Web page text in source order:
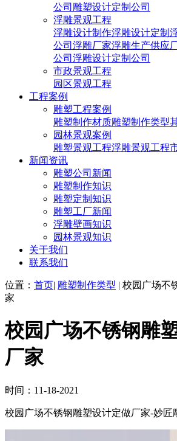
公司 雕塑设计定制公司
浮雕景观工程
浮雕设计制作浮雕设计定制
公司 浮雕厂家浮雕生产供应
公司 浮雕设计定制公司
市政景观工程
园区景观工程
工程案例
雕塑工程案例
雕塑制作材质雕塑制作类型
园林景观案例
雕塑景观工程浮雕景观工程
新闻资讯
雕塑公司新闻
雕塑制作知识
雕塑定制知识
雕塑工厂新闻
浮雕壁画知识
园林景观知识
关于我们
联系我们
位置： 首页| 雕塑制作类型 | 校园广场不
家
校园广场不锈钢雕
厂家
时间：11-18-2021
校园广场不锈钢雕塑设计定做厂家-妙匠